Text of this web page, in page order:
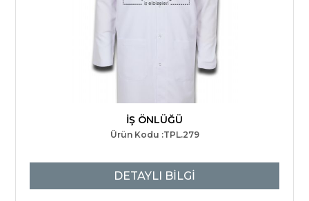
İŞ ÖNLÜĞÜ
Ürün Kodu :TPL.279
DETAYLI BİLGİ